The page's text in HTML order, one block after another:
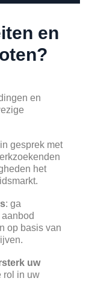
en
en
gesprek met
het
: ga
op basis van
uw
rol in uw